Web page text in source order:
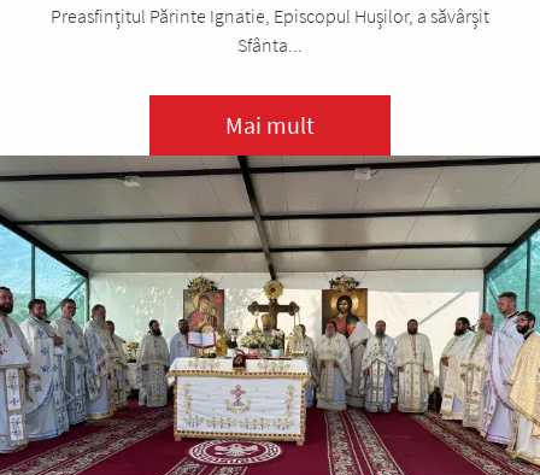
Preasfințitul Părinte Ignatie, Episcopul Hușilor, a săvârșit
Sfânta...
Mai mult